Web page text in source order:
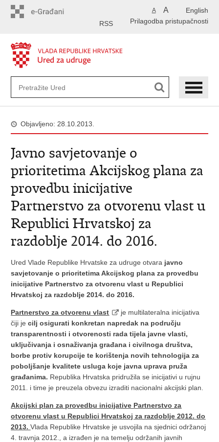
English
A A
Prilagodba pristupačnosti
RSS
Objavljeno: 28.10.2013.
Javno savjetovanje o
prioritetima Akcijskog plana za
provedbu inicijative
Partnerstvo za otvorenu vlast u
Republici Hrvatskoj za
razdoblje 2014. do 2016.
Ured Vlade Republike Hrvatske za udruge otvara javno
savjetovanje o prioritetima Akcijskog plana za provedbu
inicijative Partnerstvo za otvorenu vlast u Republici
Hrvatskoj za razdoblje 2014. do 2016.
Partnerstvo za otvorenu vlast
je multilateralna inicijativa
čiji jecilj osigurati konkretan napredak na području
transparentnosti i otvorenosti rada tijela javne vlasti,
uključivanja i osnaživanja građana i civilnoga društva,
borbe protiv korupcije te korištenja novih tehnologija za
poboljšanje kvalitete usluga koje javna uprava pruža
građanima. Republika Hrvatska pridružila se inicijativi u rujnu
2011. i time je preuzela obvezu izraditi nacionalni akcijski plan.
Akcijski plan za provedbu inicijative Partnerstvo za
otvorenu vlast u Republici Hrvatskoj za razdoblje 2012. do
2013.Vlada Republike Hrvatske je usvojila na sjednici održanoj
4. travnja 2012., a izrađen je na temelju održanih javnih